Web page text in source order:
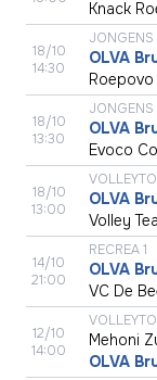
Knack
18/10
14:30
JONGENS
OLVA
18/10
13:30
JONGENS
OLVA
Evoco
18/10
13:00
OLVA
Volley
14/10
21:00
RECREA 1
OLVA
VC De
12/10
14:00
Mehoni
OLVA